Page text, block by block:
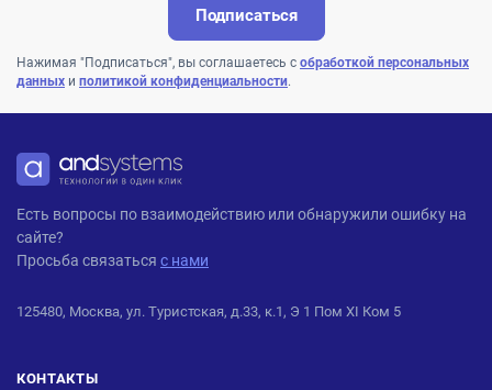
Подписаться
Нажимая "Подписаться", вы соглашаетесь с обработкой персональных
данных и политикой конфиденциальности.
ANDPRO
Есть вопросы по взаимодействию или обнаружили ошибку на
сайте?
Просьба связаться с нами
125480, Москва, ул. Туристская, д.33, к.1, Э 1 Пом XI Ком 5
КОНТАКТЫ